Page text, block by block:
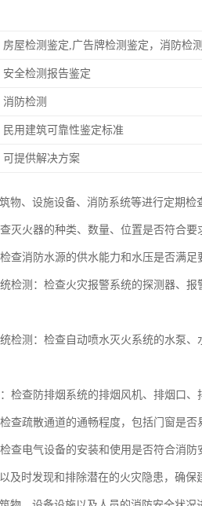
房屋检测鉴定,广告牌检测鉴定，消防检测
安全检测报告鉴定
消防检测
民用建筑可靠性鉴定标准
可提供解决方案
物、设施设备、消防系统等进行定期
灭火器的种类、数量、位置是否符合
查消防水源的供水能力和水压是否满
检测：检查火灾报警系统的探测器、
检测：检查自动喷水灭火系统的水泵
检查防排烟系统的排烟风机、排烟口
查疏散通道的通畅程度，包括门窗是否
查电气设备的安装和使用是否符合消
及时发现和排除潜在的火灾隐患，确